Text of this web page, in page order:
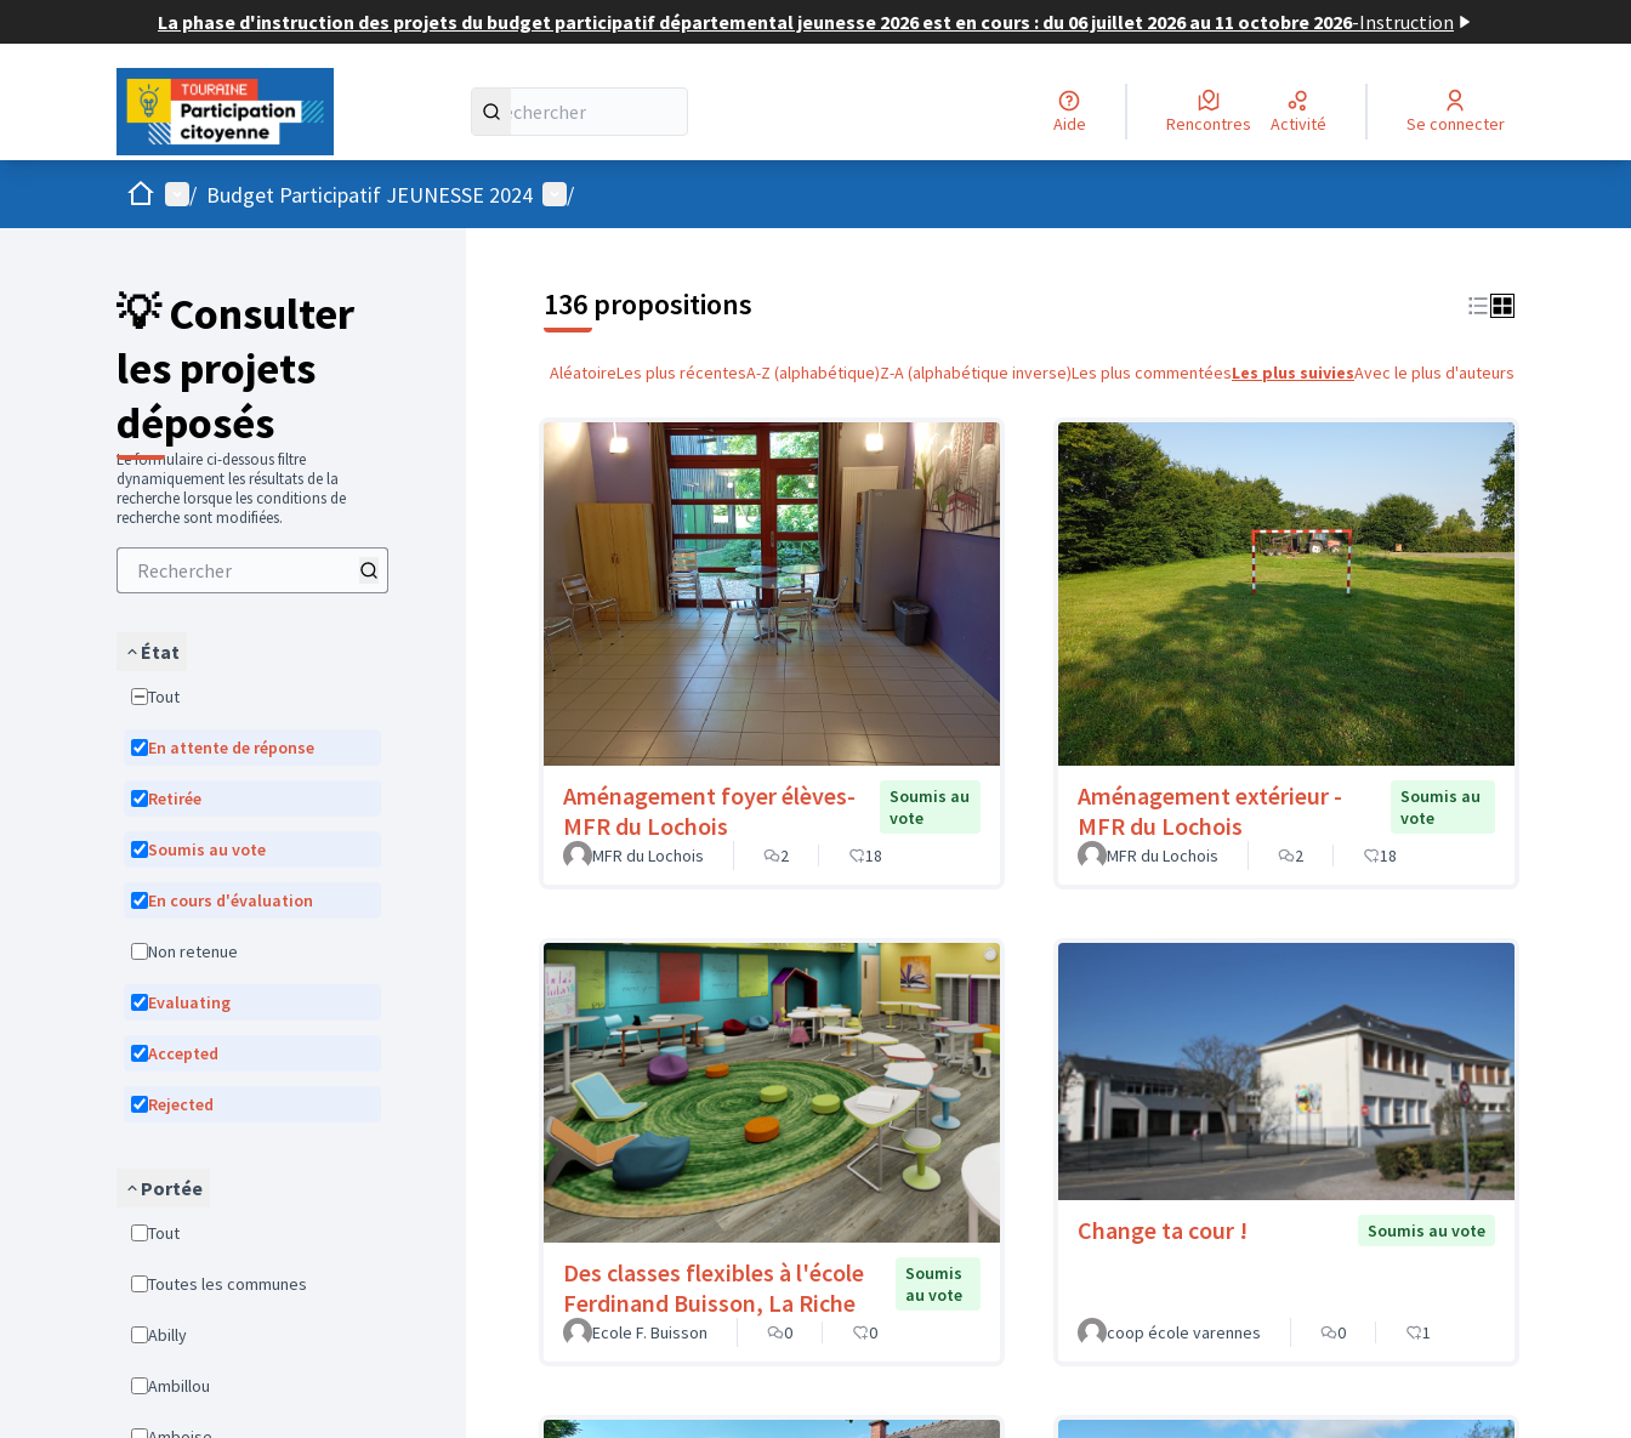
La phase d'instruction des projets du budget participatif départemental jeunesse 2026 est en cours : du 06 juillet 2026 au 11 octobre 2026-Instruction
Aide Rencontres Activité Se connecter
AccueilMenu principal
/ Budget Participatif JEUNESSE 2024 Menu utilisateur
/
💡 Consulter
les projets
déposés
Le formulaire ci-dessous filtre
dynamiquement les résultats de la
recherche lorsque les conditions de
recherche sont modifiées.
État
Tout
En attente de réponse
Retirée
Soumis au vote
En cours d'évaluation
Non retenue
Evaluating
Accepted
Rejected
Portée
Tout
Toutes les communes
Abilly
Ambillou
136 propositions
AléatoireLes plus récentesA-Z (alphabétique)Z-A (alphabétique inverse)Les plus commentéesLes plus suiviesAvec le plus d'auteurs
Aménagement foyer élèves-
MFR du Lochois
Soumis au
vote
MFR du Lochois
2 18
Aménagement extérieur -
MFR du Lochois
Soumis au
vote
MFR du Lochois
2 18
Des classes flexibles à l'école
Ferdinand Buisson, La Riche
Soumis
au vote
Ecole F. Buisson
0 0
Change ta cour ! Soumis au vote
coop école varennes 0 1